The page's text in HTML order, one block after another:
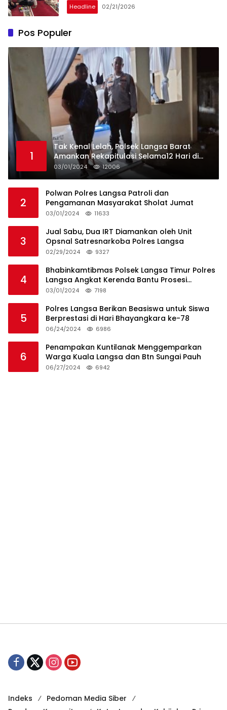
Headline 02/21/2026
Pos Populer
1
Tak Kenal Lelah, Polsek Langsa Barat
Amankan Rekapitulasi Selama12 Hari di
Kecamatan Baro
03/01/2024 12006
2
Polwan Polres Langsa Patroli dan
Pengamanan Masyarakat Sholat Jumat
03/01/2024 11633
3
Jual Sabu, Dua IRT Diamankan oleh Unit
Opsnal Satresnarkoba Polres Langsa
02/29/2024 9327
4
Bhabinkamtibmas Polsek Langsa Timur Polres
Langsa Angkat Kerenda Bantu Prosesi
Pemakaman Warga
03/01/2024 7198
5
Polres Langsa Berikan Beasiswa untuk Siswa
Berprestasi di Hari Bhayangkara ke-78
06/24/2024 6986
6
Penampakan Kuntilanak Menggemparkan
Warga Kuala Langsa dan Btn Sungai Pauh
06/27/2024 6942
Indeks
Pedoman Media Siber